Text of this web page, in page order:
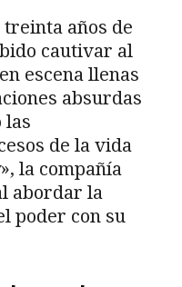
años de
cautivar al
escena llenas
absurdas
las
de la vida
la compañía
abordar la
poder con su